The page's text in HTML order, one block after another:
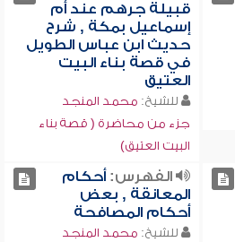
قبيلة جرهم عند أم
إسماعيل بمكة , شرح
حديث ابن عباس الطويل
في قصة بناء البيت
العتيق
للشيخ: محمد المنجد
جزء من محاضرة ( قصة بناء
البيت العتيق)
الفهرس:أحكام
المعانقة , بعض
أحكام المصافحة
للشيخ: محمد المنجد